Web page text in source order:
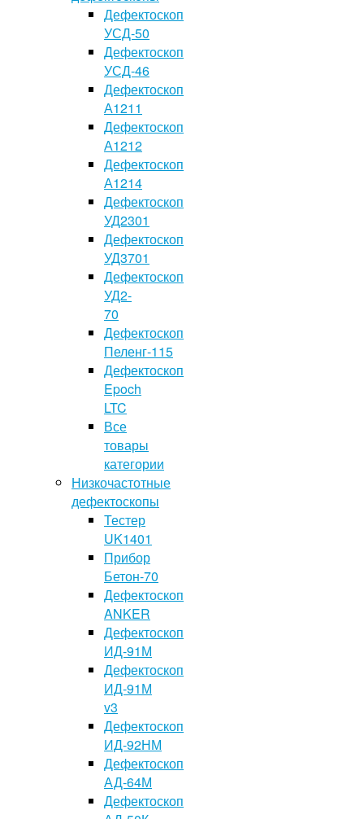
Дефектоскоп
УСД-50
Дефектоскоп
УСД-46
Дефектоскоп
А1211
Дефектоскоп
А1212
Дефектоскоп
А1214
Дефектоскоп
УД2301
Дефектоскоп
УД3701
Дефектоскоп
УД2-
70
Дефектоскоп
Пеленг-115
Дефектоскоп
Epoch
LTC
Все
товары
категории
Низкочастотные
дефектоскопы
Тестер
UK1401
Прибор
Бетон-70
Дефектоскоп
ANKER
Дефектоскоп
ИД-91М
Дефектоскоп
ИД-91М
v3
Дефектоскоп
ИД-92НМ
Дефектоскоп
АД-64М
Дефектоскоп